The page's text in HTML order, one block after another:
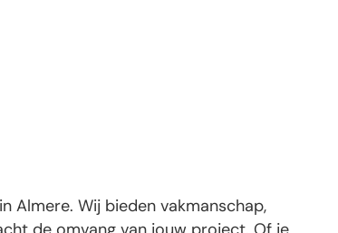
Almere. Wij bieden vakmanschap,